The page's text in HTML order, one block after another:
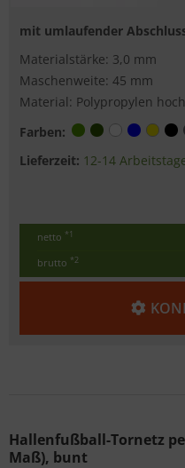
mit umlaufender
Materialstärke: 3,0 mm
Maschenweite: 45 mm
Material: Polypropylen
Farben:
Lieferzeit: 12-14
netto *1
brutto *2
Hallenfußball-Tornetz
Maß), bunt